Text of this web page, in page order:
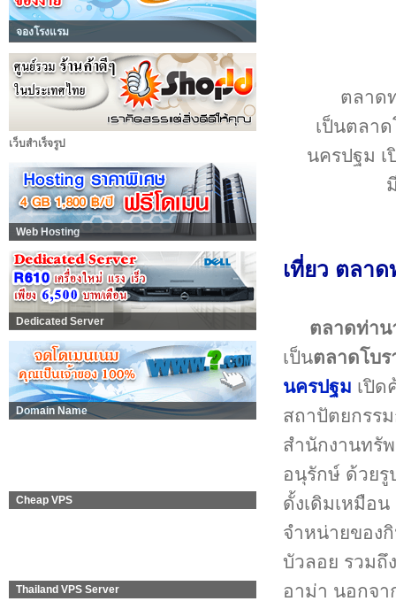
จองโรงแรม
เว็บสำเร็จรูป
Web Hosting
Dedicated Server
Domain Name
Cheap VPS
Thailand VPS Server
ตลาด
เป็นตลา
นครปฐม
เที่ยว ตลา
ตลาดท่าน
เป็นตลาดโบ
นครปฐม เปิด
สถาปัตยกรร
สำนักงานทรั
อนุรักษ์ ด้วยรู
ดั้งเดิมเหมือ
จำหน่ายของ
บัวลอย รวมถึ
อาม่า นอกจา